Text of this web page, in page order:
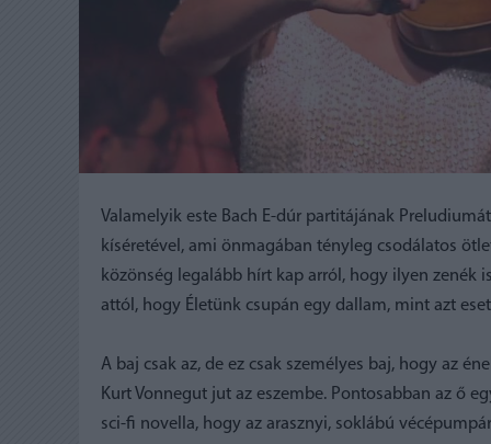
Valamelyik este Bach E-dúr partitájának
kíséretével, ami önmagában tényleg csodálatos
közönség legalább hírt kap arról, hogy ilyen zenék
attól, hogy Életünk csupán egy dallam, mint azt
A baj csak az, de ez csak személyes baj, hogy az
Kurt Vonnegut jut az eszembe. Pontosabban az ő
sci-fi novella, hogy az arasznyi, soklábú